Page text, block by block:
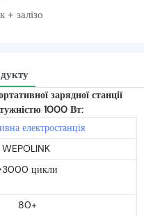
+ залізо
зарядної станції
1000 Вт:
електростанція
WEPOLINK
цикли
80+